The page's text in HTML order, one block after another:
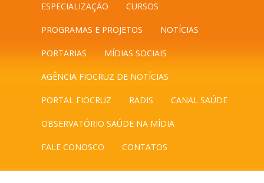
ESPECIALIZAÇÃO CURSOS
PROGRAMAS E PROJETOS NOTÍCIAS
PORTARIAS MÍDIAS SOCIAIS
AGÊNCIA FIOCRUZ DE NOTÍCIAS
PORTAL FIOCRUZ RADIS CANAL SAÚDE
OBSERVATÓRIO SAÚDE NA MÍDIA
FALE CONOSCO CONTATOS